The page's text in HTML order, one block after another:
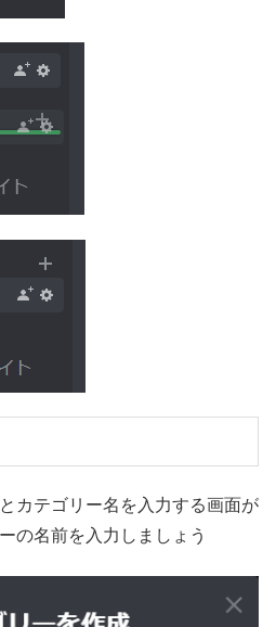
カテゴリー名を入力する画面が
の名前を入力しましょう